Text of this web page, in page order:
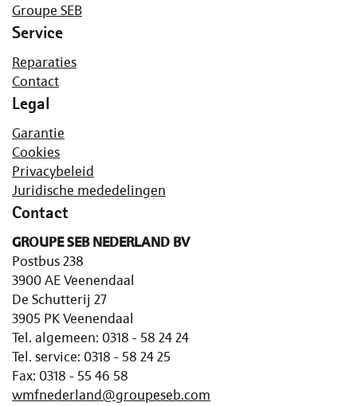
Groupe SEB
Service
Reparaties
Contact
Legal
Garantie
Cookies
Privacybeleid
Juridische mededelingen
Contact
GROUPE SEB NEDERLAND BV
Postbus 238
3900 AE Veenendaal
De Schutterij 27
3905 PK Veenendaal
Tel. algemeen: 0318 - 58 24 24
Tel. service: 0318 - 58 24 25
Fax: 0318 - 55 46 58
wmfnederland@groupeseb.com